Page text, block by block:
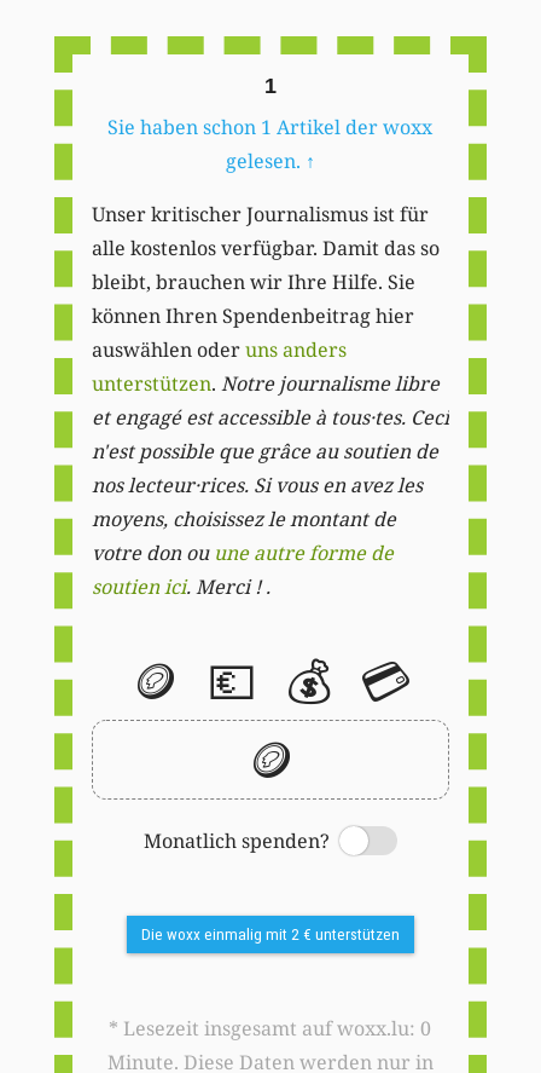
1
Sie haben schon 1 Artikel der woxx
gelesen. ↑
Unser kritischer Journalismus ist für
alle kostenlos verfügbar. Damit das so
bleibt, brauchen wir Ihre Hilfe. Sie
können Ihren Spendenbeitrag hier
auswählen oderuns anders
unterstützen. Notre journalisme libre
et engagé est accessible à tous·tes. Ceci
n'est possible que grâce au soutien de
nos lecteur·rices. Si vous en avez les
moyens, choisissez le montant de
votre don ou une autre forme de
soutien ici. Merci ! .
🪙 💶 💰 💳
🪙
Monatlich spenden?
Switch
Die woxx einmalig mit 2 € unterstützen
* Lesezeit insgesamt auf woxx.lu: 0
Minute. Diese Daten werden nur in